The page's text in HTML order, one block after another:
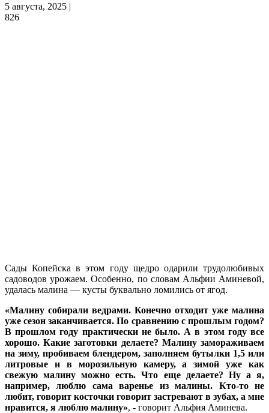
5 августа, 2025 |
826
Сады Копейска в этом году щедро одарили трудолюбивых
садоводов урожаем. Особенно, по словам Альфии Аминевой,
удалась малина — кусты буквально ломились от ягод.
«Малину собирали ведрами. Конечно отходит уже малина
уже сезон заканчивается. По сравнению с прошлым годом?
В прошлом году практически не было. А в этом году все
хорошо. Какие заготовки делаете? Малину замораживаем
на зиму, пробиваем блендером, заполняем бутылки 1,5 или
литровые и в морозильную камеру, а зимой уже как
свежую малину можно есть. Что еще делаете? Ну а я,
например, люблю сама варенье из малины. Кто-то не
любит, говорит косточки говорит застревают в зубах, а мне
нравится, я люблю малину», - говорит Альфия Аминева.